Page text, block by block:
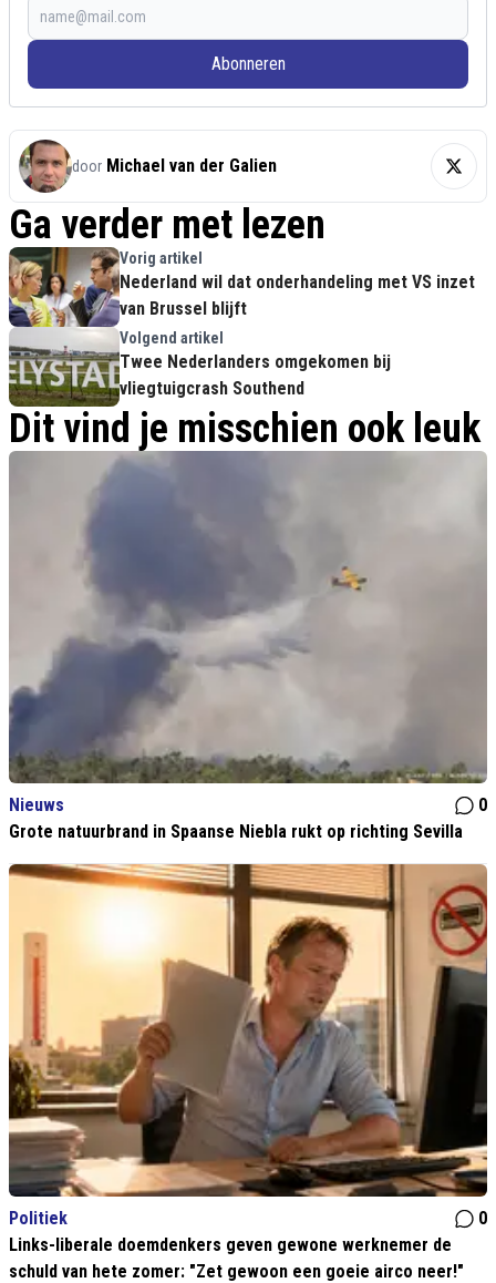
Abonneren
door Michael van der Galien
Ga verder met lezen
Vorig artikel
Nederland wil dat onderhandeling met VS inzet
van Brussel blijft
Volgend artikel
Twee Nederlanders omgekomen bij
vliegtuigcrash Southend
Dit vind je misschien ook leuk
Nieuws
0
Grote natuurbrand in Spaanse Niebla rukt op richting Sevilla
Politiek
0
Links-liberale doemdenkers geven gewone werknemer de
schuld van hete zomer: "Zet gewoon een goeie airco neer!"